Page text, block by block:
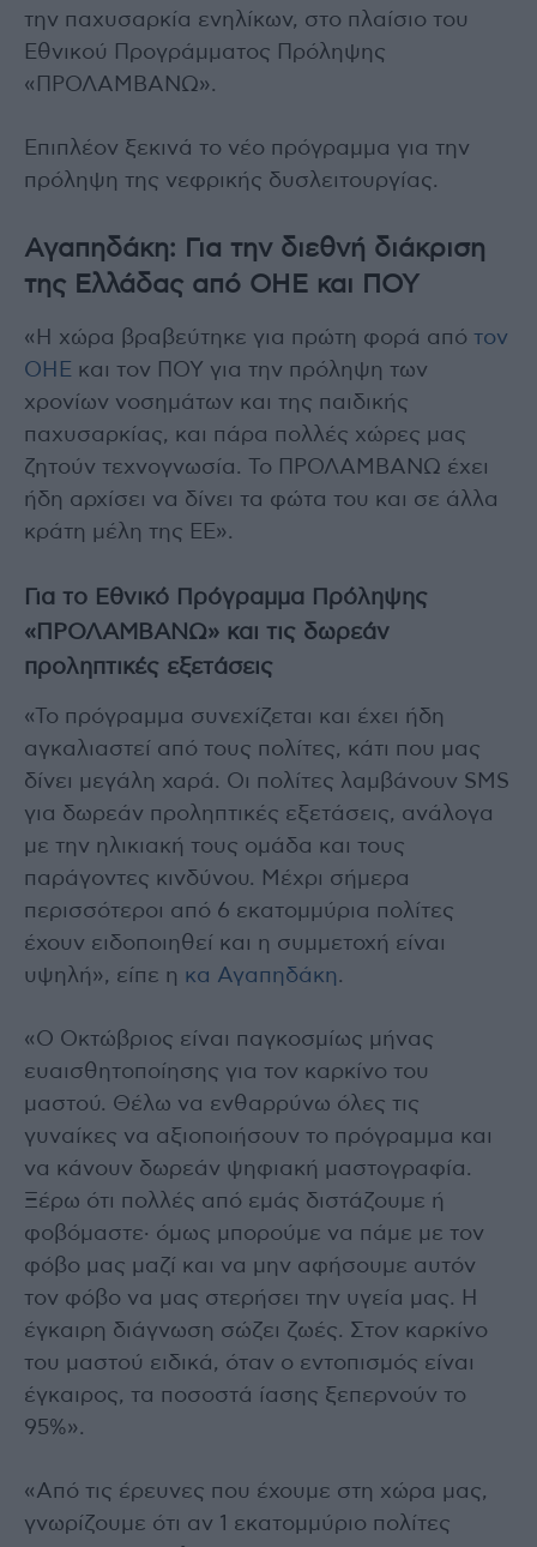
την παχυσαρκία ενηλίκων, στο πλαίσιο του
Εθνικού Προγράμματος Πρόληψης
«ΠΡΟΛΑΜΒΑΝΩ».
Επιπλέον ξεκινά το νέο πρόγραμμα για την
πρόληψη της νεφρικής δυσλειτουργίας.
Αγαπηδάκη: Για την διεθνή διάκριση
της Ελλάδας από ΟΗΕ και ΠΟΥ
«Η χώρα βραβεύτηκε για πρώτη φορά από τον
ΟΗΕ και τον ΠΟΥ για την πρόληψη των
χρονίων νοσημάτων και της παιδικής
παχυσαρκίας, και πάρα πολλές χώρες μας
ζητούν τεχνογνωσία. Το ΠΡΟΛΑΜΒΑΝΩ έχει
ήδη αρχίσει να δίνει τα φώτα του και σε άλλα
κράτη μέλη της ΕΕ».
Για το Εθνικό Πρόγραμμα Πρόληψης
«ΠΡΟΛΑΜΒΑΝΩ» και τις δωρεάν
προληπτικές εξετάσεις
«Το πρόγραμμα συνεχίζεται και έχει ήδη
αγκαλιαστεί από τους πολίτες, κάτι που μας
δίνει μεγάλη χαρά. Οι πολίτες λαμβάνουν SMS
για δωρεάν προληπτικές εξετάσεις, ανάλογα
με την ηλικιακή τους ομάδα και τους
παράγοντες κινδύνου. Μέχρι σήμερα
περισσότεροι από 6 εκατομμύρια πολίτες
έχουν ειδοποιηθεί και η συμμετοχή είναι
υψηλή», είπε η κα Αγαπηδάκη.
«Ο Οκτώβριος είναι παγκοσμίως μήνας
ευαισθητοποίησης για τον καρκίνο του
μαστού. Θέλω να ενθαρρύνω όλες τις
γυναίκες να αξιοποιήσουν το πρόγραμμα και
να κάνουν δωρεάν ψηφιακή μαστογραφία.
Ξέρω ότι πολλές από εμάς διστάζουμε ή
φοβόμαστε· όμως μπορούμε να πάμε με τον
φόβο μας μαζί και να μην αφήσουμε αυτόν
τον φόβο να μας στερήσει την υγεία μας. Η
έγκαιρη διάγνωση σώζει ζωές. Στον καρκίνο
του μαστού ειδικά, όταν ο εντοπισμός είναι
έγκαιρος, τα ποσοστά ίασης ξεπερνούν το
95%».
«Από τις έρευνες που έχουμε στη χώρα μας,
γνωρίζουμε ότι αν 1 εκατομμύριο πολίτες